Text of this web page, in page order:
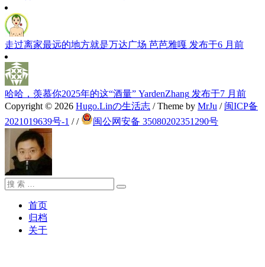
走过离家最远的地方就是万达广场 芭芭雅嘎 发布于6 月前
哈哈，羡慕你2025年的这“酒量” YardenZhang 发布于7 月前
Copyright © 2026 Hugo.Linの生活志 / Theme by MrJu / 闽ICP备
2021019639号-1 // 闽公网安备 35080202351290号
搜
搜
首页
归档
关于